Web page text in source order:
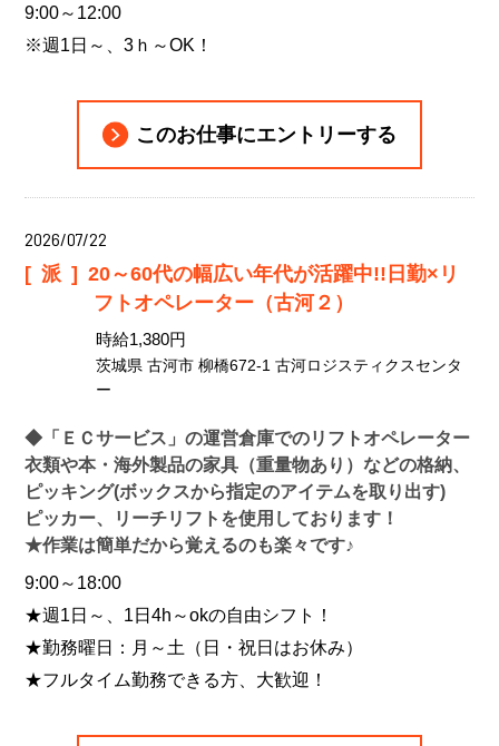
9:00～12:00
※週1日～、3ｈ～OK！
このお仕事にエントリーする
2026/07/22
[派]20～60代の幅広い年代が活躍中!!日勤×リ
フトオペレーター（古河２）
時給1,380円
茨城県 古河市 柳橋672-1 古河ロジスティクスセンタ
ー
◆「ＥＣサービス」の運営倉庫でのリフトオペレーター
衣類や本・海外製品の家具（重量物あり）などの格納、
ピッキング(ボックスから指定のアイテムを取り出す)
ピッカー、リーチリフトを使用しております！
★作業は簡単だから覚えるのも楽々です♪
9:00～18:00
★週1日～、1日4h～okの自由シフト！
★勤務曜日：月～土（日・祝日はお休み）
★フルタイム勤務できる方、大歓迎！